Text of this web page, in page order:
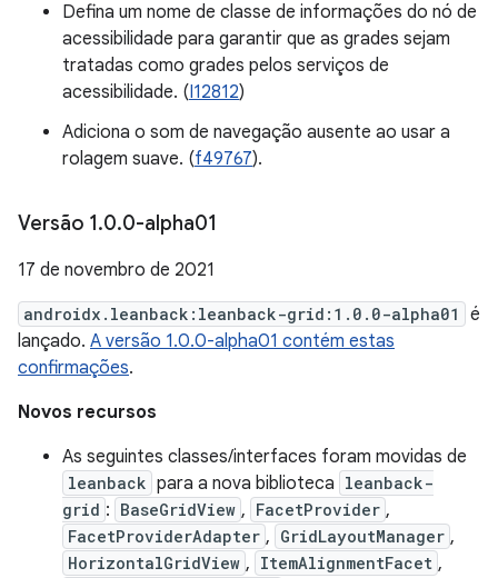
Defina um nome de classe de informações do nó de
acessibilidade para garantir que as grades sejam
tratadas como grades pelos serviços de
acessibilidade. (I12812)
Adiciona o som de navegação ausente ao usar a
rolagem suave. (f49767).
Versão 1.0.0-alpha01
17 de novembro de 2021
androidx.leanback:leanback-grid:1.0.0-alpha01
é
lançado. A versão 1.0.0-alpha01 contém estas
confirmações.
Novos recursos
As seguintes classes/interfaces foram movidas de
leanback para a nova biblioteca leanback-
grid : BaseGridView , FacetProvider ,
FacetProviderAdapter , GridLayoutManager ,
HorizontalGridView , ItemAlignmentFacet ,